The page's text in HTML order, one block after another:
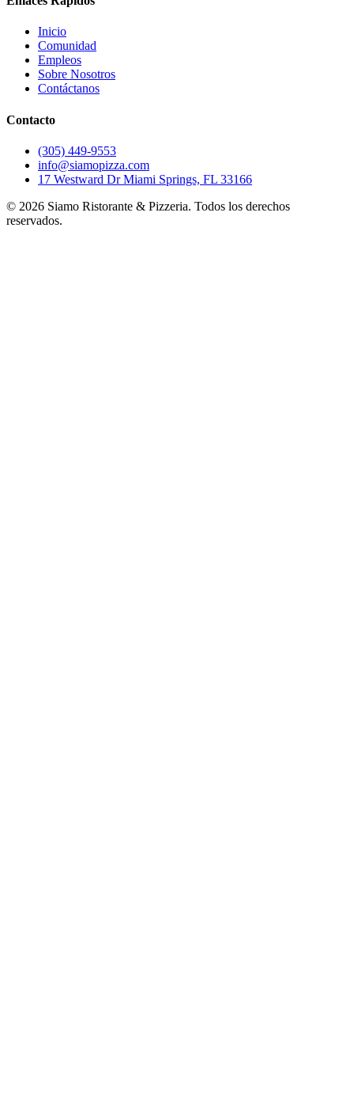
Inicio
Comunidad
Empleos
Sobre Nosotros
Contáctanos
Contacto
(305) 449-9553
info@siamopizza.com
17 Westward Dr Miami Springs, FL 33166
© 2026 Siamo Ristorante & Pizzeria. Todos los derechos
reservados.